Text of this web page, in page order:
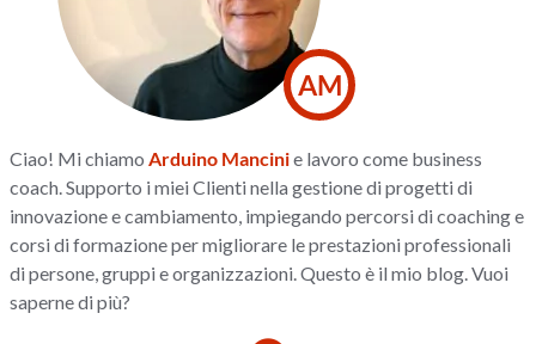
AM
Ciao! Mi chiamoArduino Mancinie lavoro come business
coach. Supporto i miei Clienti nella gestione di progetti di
innovazione e cambiamento, impiegando percorsi di coaching e
corsi di formazione per migliorare le prestazioni professionali
di persone, gruppi e organizzazioni. Questo è il mio blog. Vuoi
saperne di più?